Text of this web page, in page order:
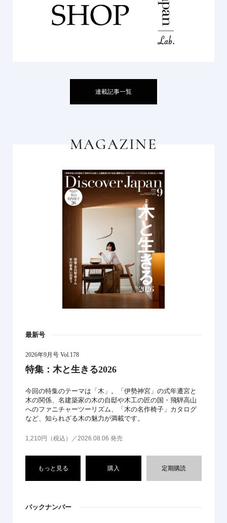
連載記事一覧
MAGAZINE
最新号
2026年9月号 Vol.178
特集：木と生きる2026
今回の特集のテーマは「木」。「伊勢神宮」の式年遷宮と
木の関係、名建築家の木の自邸や木工の匠の国・飛騨高山
へのファニチャーツーリズム、「木の名作椅子」カタログ
など、知られざる木の魅力が満載です。
1,210円（税込）／2026.08.06 発売
もっと見る 購入 定期購読
バックナンバー